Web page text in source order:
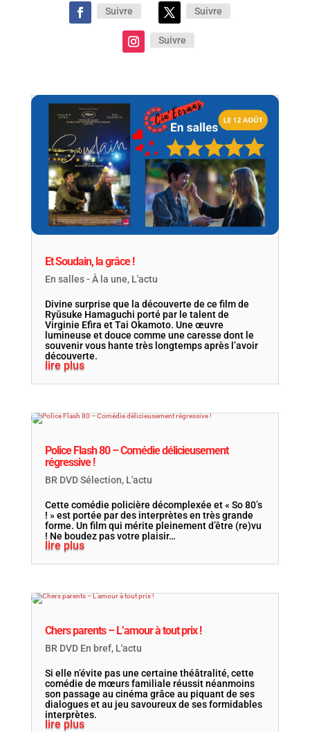
Suivre Suivre
Suivre
Et Soudain, la grâce !
En salles - À la une, L'actu
Divine surprise que la découverte de ce film de
Ryūsuke Hamaguchi porté par le talent de
Virginie Efira et Tai Okamoto. Une œuvre
lumineuse et douce comme une caresse dont le
souvenir vous hante très longtemps après l’avoir
découverte.
lire plus
Police Flash 80 – Comédie délicieusement
régressive !
BR DVD Sélection, L'actu
Cette comédie policière décomplexée et « So 80’s
! » est portée par des interprètes en très grande
forme. Un film qui mérite pleinement d’être (re)vu
! Ne boudez pas votre plaisir…
lire plus
Chers parents – L’amour à tout prix !
BR DVD En bref, L'actu
Si elle n’évite pas une certaine théâtralité, cette
comédie de mœurs familiale réussit néanmoins
son passage au cinéma grâce au piquant de ses
dialogues et au jeu savoureux de ses formidables
interprètes.
lire plus